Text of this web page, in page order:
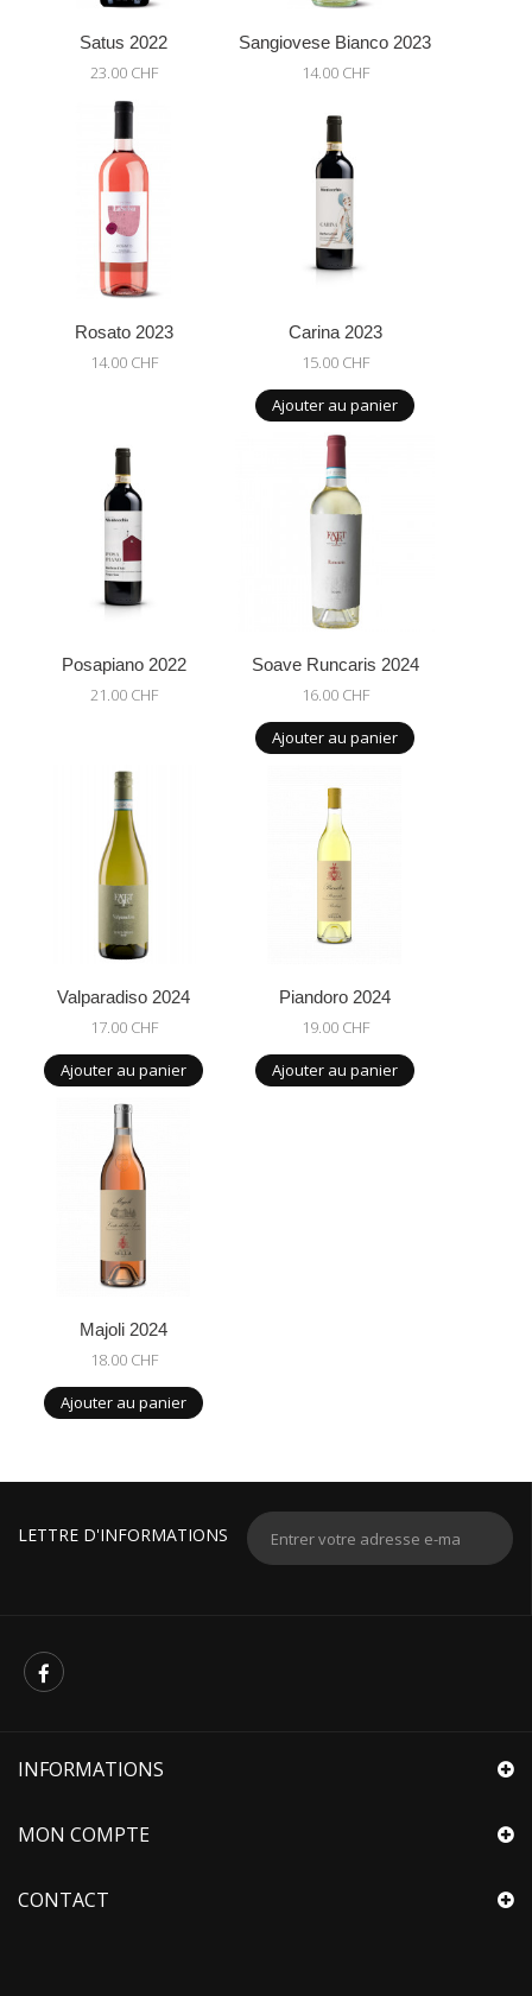
Satus 2022
23.00 CHF
Sangiovese Bianco 2023
14.00 CHF
Rosato 2023
14.00 CHF
Carina 2023
15.00 CHF
Ajouter au panier
Posapiano 2022
21.00 CHF
Soave Runcaris 2024
16.00 CHF
Ajouter au panier
Valparadiso 2024
17.00 CHF
Ajouter au panier
Piandoro 2024
19.00 CHF
Ajouter au panier
Majoli 2024
18.00 CHF
Ajouter au panier
LETTRE D'INFORMATIONS
INFORMATIONS
MON COMPTE
CONTACT